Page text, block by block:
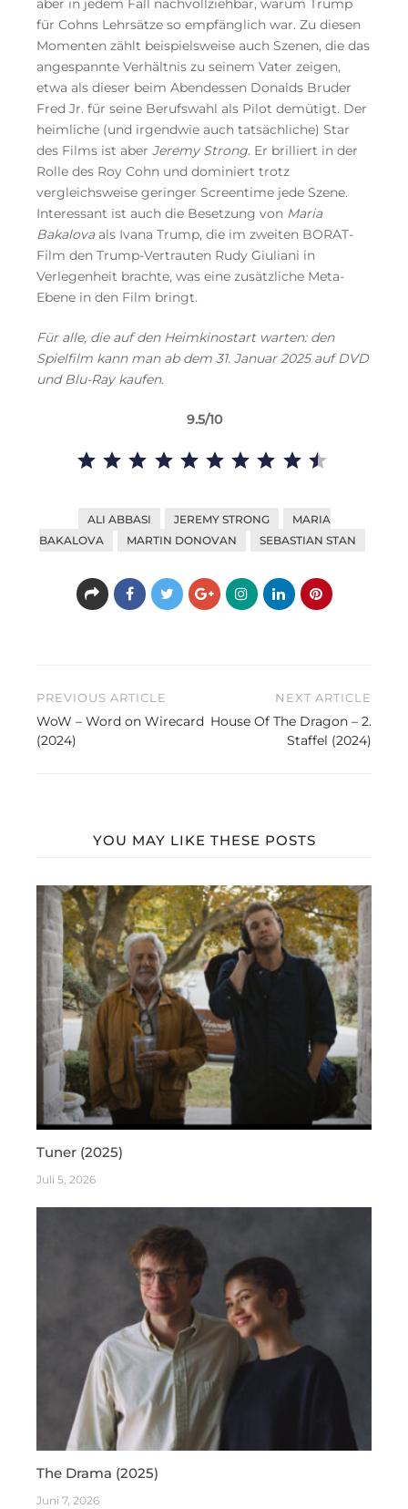
aber in jedem Fall nachvollziehbar, warum Trump
für Cohns Lehrsätze so empfänglich war. Zu diesen
Momenten zählt beispielsweise auch Szenen, die das
angespannte Verhältnis zu seinem Vater zeigen,
etwa als dieser beim Abendessen Donalds Bruder
Fred Jr. für seine Berufswahl als Pilot demütigt. Der
heimliche (und irgendwie auch tatsächliche) Star
des Films ist aber Jeremy Strong. Er brilliert in der
Rolle des Roy Cohn und dominiert trotz
vergleichsweise geringer Screentime jede Szene.
Interessant ist auch die Besetzung von Maria
Bakalovaals Ivana Trump, die im zweiten BORAT-
Film den Trump-Vertrauten Rudy Giuliani in
Verlegenheit brachte, was eine zusätzliche Meta-
Ebene in den Film bringt.
Für alle, die auf den Heimkinostart warten: den
Spielfilm kann man ab dem 31. Januar 2025 auf DVD
und Blu-Ray kaufen.
9.5/10
ALI ABBASI JEREMY STRONG
MARIA
BAKALOVA
MARTIN DONOVAN SEBASTIAN STAN
Beitragsnavigation
PREVIOUS ARTICLE
WoW – Word on Wirecard
(2024)
NEXT ARTICLE
House Of The Dragon – 2.
Staffel (2024)
YOU MAY LIKE THESE POSTS
Tuner (2025)
Juli 5, 2026
The Drama (2025)
Juni 7, 2026